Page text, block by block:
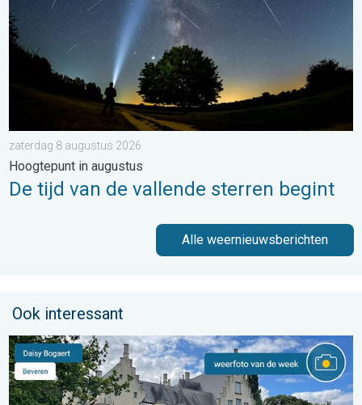
zaterdag 8 augustus 2026
Hoogtepunt in augustus
De tijd van de vallende sterren begint
Alle weernieuwsberichten
Ook interessant
De weerfoto van de week. Weer&Radar uploader. . . zaterdag